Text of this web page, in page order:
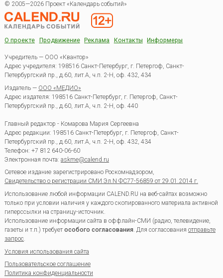
© 2005—2026 Проект «Календарь событий»
О проекте Продвижение Реклама Контакты Информеры
Учредитель — ООО «Квантор»
Адрес учредителя: 198516 Санкт-Петербург, г. Петергоф, Санкт-
Петербургский пр., д.60, лит.А, ч.п. 2-Н, оф. 432, 434
Издатель — ООО «МЕДИО»
Адрес издателя: 198516 Санкт-Петербург, г. Петергоф, Санкт-
Петербургский пр., д.60, лит.А, ч.п. 2-Н, оф. 440
Главный редактор - Комарова Мария Сергеевна
Адрес редакции: 198516 Санкт-Петербург, г. Петергоф Санкт-
Петербургский пр., д.60, лит.А, ч.п. 2-Н, оф. 432, 434
Телефон: +7 812 640-06-60
Электронная почта: askme@calend.ru
Сетевое издание зарегистрировано Роскомнадзором,
Свидетельство о регистрации СМИ Эл.N ФС77-56859 от 29.01.2014 г.
Использование любой информации CALEND.RU на веб-сайтах возможно
только при условии наличия у каждого скопированного материала активной
гиперссылки на страницу-источник.
Использование информации сайта в оффлайн-СМИ (радио, телевидение,
газеты и т.п.) требуетособого согласования. Для согласования отправьте
запрос.
Условия использования сайта
Пользовательское соглашение
Политика конфиденциальности